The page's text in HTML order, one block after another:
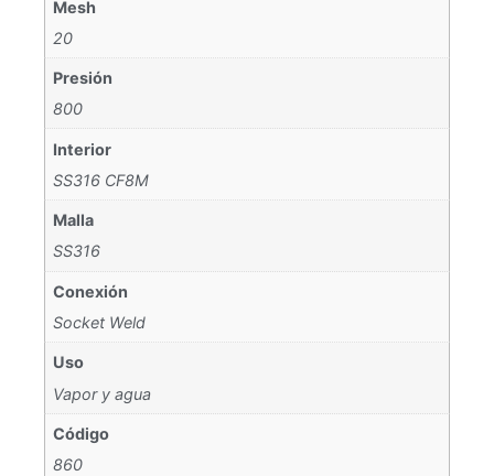
Mesh
20
Presión
800
Interior
SS316 CF8M
Malla
SS316
Conexión
Socket Weld
Uso
Vapor y agua
Código
860